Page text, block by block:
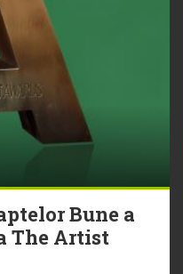
Bune a
The Artist